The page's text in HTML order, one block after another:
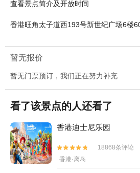
查看景点简介及开放时间
香港旺角太子道西193号新世纪广场6楼
暂无报价
暂无门票预订，我们正在努力补充
看了该景点的人还看了
香港迪士尼乐园


18868条评论
香港·离岛